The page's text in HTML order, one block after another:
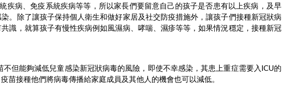
疾病、免疫系統疾病等等，所以家長們要留意自己的孩子是否患有以上疾病，及早
。除了讓孩子保持個人衛生和做好家居及社交防疫措施外，讓孩子們接種新冠狀病
識，就算孩子有慢性疾病例如風濕病、哮喘、濕疹等等，如果情況穩定，接種新冠
但能夠減低兒童感染新冠狀病毒的風險，即使不幸感染，其患上重症需要入ICU的
苗接種他們將病毒傳播給家庭成員及其他人的機會也可以減低。